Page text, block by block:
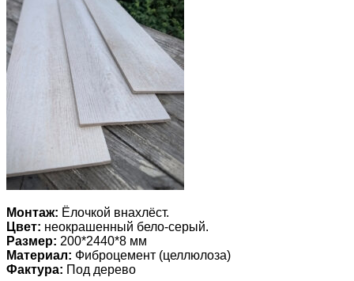
Монтаж: Ёлочкой внахлёст.
Цвет: неокрашенный бело-серый.
Размер: 200*2440*8 мм
Материал: Фиброцемент (целлюлоза)
Фактура: Под дерево